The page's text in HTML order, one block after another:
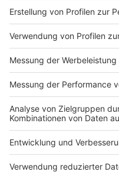
Stadt bittet weiter
Reisen
Anzeige
Trotz des bereits
durch die
ohne die vom Bund
sind.